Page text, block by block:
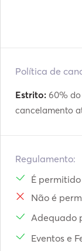
Política de
Estrito: 60%
cancelamento
Regulamento:
É
Não é
Adequado
Eventos e